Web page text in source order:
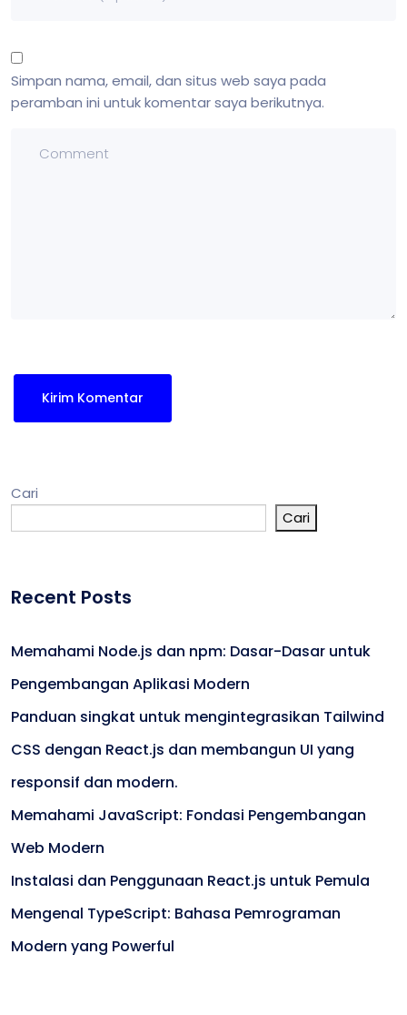
Simpan nama, email, dan situs web saya pada
peramban ini untuk komentar saya berikutnya.
Cari
Cari
Recent Posts
Memahami Node.js dan npm: Dasar-Dasar untuk
Pengembangan Aplikasi Modern
Panduan singkat untuk mengintegrasikan Tailwind
CSS dengan React.js dan membangun UI yang
responsif dan modern.
Memahami JavaScript: Fondasi Pengembangan
Web Modern
Instalasi dan Penggunaan React.js untuk Pemula
Mengenal TypeScript: Bahasa Pemrograman
Modern yang Powerful